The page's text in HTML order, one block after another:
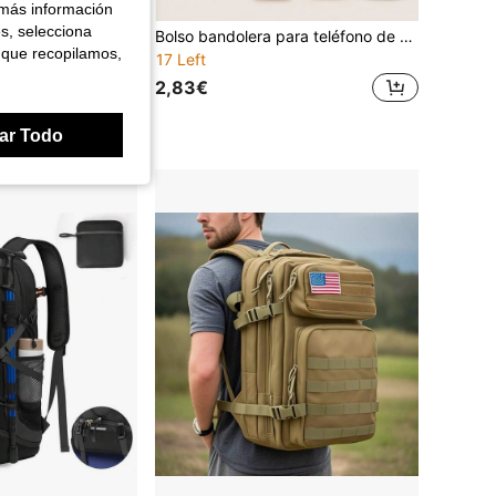
Bolso bandolera para teléfono de mujer para exteriores, duradero con tacto suave premium, almacenamiento multifuncional con solapa segura, adecuado para correr, viajar, volver a la escuela y estilo deportivo casual, diseño compacto manos libres
17 Left
2,83€
información
selecciona
recopilamos,
Todo